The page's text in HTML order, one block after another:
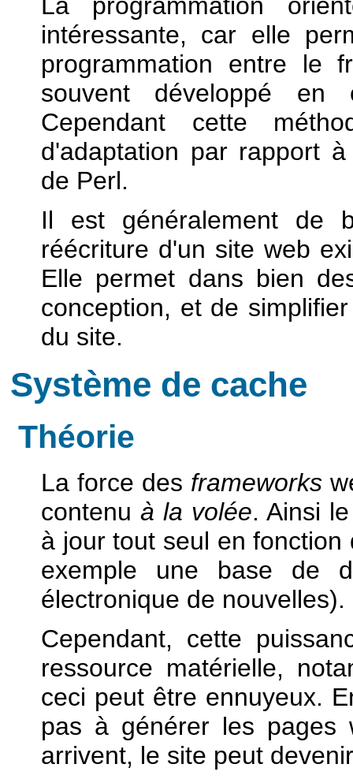
intéressante, car elle
programmation entre le
souvent développé
Cependant cette
d'adaptation par rapport
de Perl.
Il est généralement de
réécriture d'un site web
Elle permet dans bien
conception, et de
du site.
Système de cache
Théorie
La force des frameworks
contenuà la volée. Ainsi
à jour tout seul en
exemple une base de
électronique de nouvelles).
Cependant, cette
ressource matérielle,
ceci peut être ennuyeux.
pas à générer les pages
arrivent, le site peut